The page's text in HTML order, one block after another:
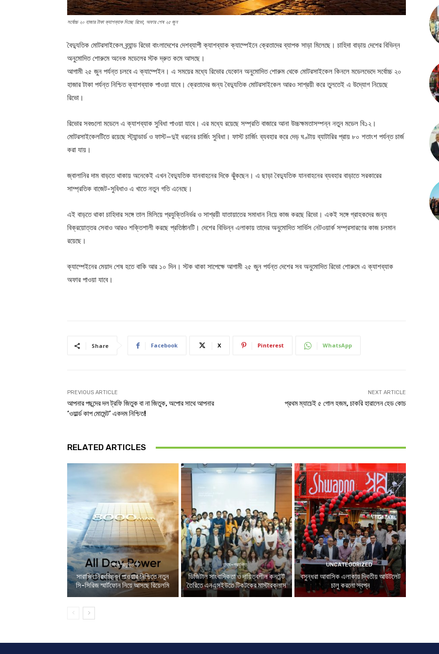
সর্বোচ্চ ২০ হাজার টাকা ক্যাশব্যাক দিচ্ছে রিভো, অফার শেষ ২৫ জুন
বৈদ্যুতিক মোটরসাইকেল ব্র্যান্ড রিভো বাংলাদেশের দেশব্যাপী ক্যাশব্যাক ক্যাম্পেইনে ক্রেতাদের ব্যাপক সাড়া মিলেছে। চাহিদা বাড়ায় দেশের বিভিন্ন
অনুমোদিত শোরুমে অনেক মডেলের স্টক দ্রুত কমে আসছে।
আগামী ২৫ জুন পর্যন্ত চলবে এ ক্যাম্পেইন। এ সময়ের মধ্যে রিভোর যেকোন অনুমোদিত শোরুম থেকে মোটরসাইকেল কিনলে মডেলভেদে সর্বোচ্চ ২০
হাজার টাকা পর্যন্ত নিশ্চিত ক্যাশব্যাক পাওয়া যাবে। ক্রেতাদের জন্য বৈদ্যুতিক মোটরসাইকেল আরও সাশ্রয়ী করে তুলতেই এ উদ্যোগ নিয়েছে
রিভো।
রিভোর সবগুলো মডেলে এ ক্যাশব্যাক সুবিধা পাওয়া যাবে। এর মধ্যে রয়েছে সম্প্রতি বাজারে আনা উচ্চক্ষমতাসম্পন্ন নতুন মডেল বি১২।
মোটরসাইকেলটিতে রয়েছে স্ট্যান্ডার্ড ও ফাস্ট—দুই ধরনের চার্জিং সুবিধা। ফাস্ট চার্জিং ব্যবহার করে দেড় ঘণ্টায় ব্যাটারির প্রায় ৮০ শতাংশ পর্যন্ত চার্জ
করা যায়।
জ্বালানির দাম বাড়তে থাকায় অনেকেই এখন বৈদ্যুতিক যানবাহনের দিকে ঝুঁকছেন। এ ছাড়া বৈদ্যুতিক যানবাহনের ব্যবহার বাড়াতে সরকারের
সাম্প্রতিক বাজেট-সুবিধাও এ খাতে নতুন গতি এনেছে।
এই বাড়তে থাকা চাহিদার সঙ্গে তাল মিলিয়ে প্রযুক্তিনির্ভর ও সাশ্রয়ী যাতায়াতের সমাধান নিয়ে কাজ করছে রিভো। একই সঙ্গে গ্রাহকদের জন্য
বিক্রয়োত্তর সেবাও আরও শক্তিশালী করছে প্রতিষ্ঠানটি। দেশের বিভিন্ন এলাকায় তাদের অনুমোদিত সার্ভিস নেটওয়ার্ক সম্প্রসারণের কাজ চলমান
রয়েছে।
ক্যাম্পেইনের মেয়াদ শেষ হতে বাকি আর ১০ দিন। স্টক থাকা সাপেক্ষে আগামী ২৫ জুন পর্যন্ত দেশের সব অনুমোদিত রিভো শোরুমে এ ক্যাশব্যাক
অফার পাওয়া যাবে।
Share Facebook X Pinterest WhatsApp
PREVIOUS ARTICLE
আপনার পছন্দের দল ট্রফি জিতুক বা না জিতুক, অপোর সাথে আপনার
‘ওয়ার্ল্ড কাপ মোমেন্ট’ একদম নিশ্চিত!
NEXT ARTICLE
প্রথম ম্যাচেই ৫ গোল হজম, চাকরি হারালেন হেড কোচ
RELATED ARTICLES
তথ্য-প্রযুক্তি
সারাদিন নিরবচ্ছিন্ন পাওয়ার নিশ্চিতে নতুন
সি-সিরিজ স্মার্টফোন নিয়ে আসছে রিয়েলমি
তথ্য-প্রযুক্তি
ডিজিটাল সাংবাদিকতা ও দায়িত্বশীল কনটেন্ট
তৈরিতে এনএসইউতে টিকটকের মাস্টারক্লাস
UNCATEGORIZED
বসুন্ধরা আবাসিক এলাকায় দ্বিতীয় আউটলেট
চালু করলো স্বপ্ন